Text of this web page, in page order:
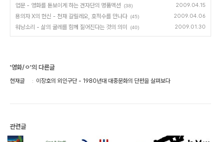
엽문 - 영화를 돋보이게 하는 견자단의 명품액션 (38) 2009.04.15
용의자 X의 헌신 - 천재 갈릴레오, 호적수를 만나다 (45) 2009.04.06
워낭소리 - 삶의 굴레를 함께 짊어진다는 것의 의미 (40) 2009.01.30
'영화/ㅇ'의 다른글
현재글 이장호의 외인구단 - 1980년대 대중문화의 단편을 살펴보다
관련글